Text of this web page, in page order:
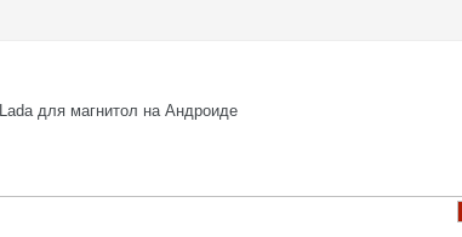
для магнитол на Андроиде